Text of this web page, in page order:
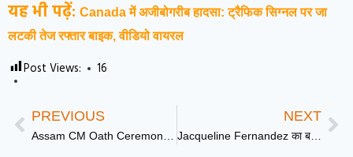
यह भी पढ़ें: Canada में अजीबोगरीब हादसा: ट्रैफिक सिग्नल पर जा
लटकी तेज रफ्तार बाइक, वीडियो वायरल
Post Views: 16
PREVIOUS
Assam CM Oath Ceremony: असम में हिमंता सरकार 2.0 का आगाज, सरमा के साथ इन 4 मंत्रियों ने भी ली शपथ
NEXT
Jacqueline Fernandez का बड़ा फैसला, सुकेश चंद्रशेखर केस में सरकारी गवाह बनने से किया इनकार